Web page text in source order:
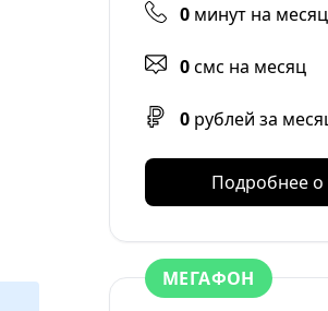
0 минут на месяц
0смс на месяц
0 рублей за
Подробнее о
МЕГАФОН